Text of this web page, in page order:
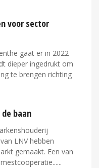
voor sector
gaat er in 2022
dieper ingedrukt om
te brengen richting
baan
LNV hebben
gemaakt. Een van